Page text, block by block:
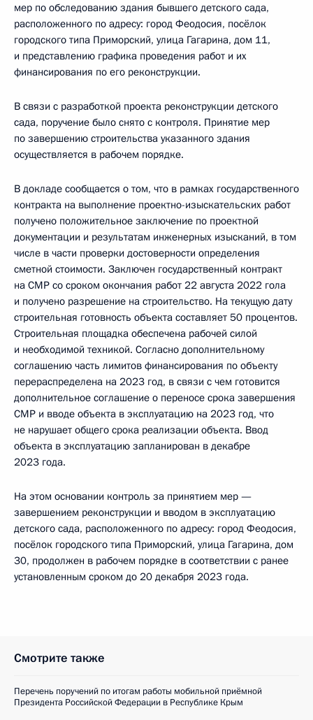
мер по обследованию здания бывшего детского сада,
расположенного по адресу: город Феодосия, посёлок
городского типа Приморский, улица Гагарина, дом 11,
и представлению графика проведения работ и их
финансирования по его реконструкции.
В связи с разработкой проекта реконструкции детского
сада, поручение было снято с контроля. Принятие мер
по завершению строительства указанного здания
осуществляется в рабочем порядке.
В докладе сообщается о том, что в рамках государственного
контракта на выполнение проектно-изыскательских работ
получено положительное заключение по проектной
документации и результатам инженерных изысканий, в том
числе в части проверки достоверности определения
сметной стоимости. Заключен государственный контракт
на СМР со сроком окончания работ 22 августа 2022 гола
и получено разрешение на строительство. На текущую дату
строительная готовность объекта составляет 50 процентов.
Строительная площадка обеспечена рабочей силой
и необходимой техникой. Согласно дополнительному
соглашению часть лимитов финансирования по объекту
перераспределена на 2023 год, в связи с чем готовится
дополнительное соглашение о переносе срока завершения
СМР и вводе объекта в эксплуатацию на 2023 год, что
не нарушает общего срока реализации объекта. Ввод
объекта в эксплуатацию запланирован в декабре
2023 года.
На этом основании контроль за принятием мер —
завершением реконструкции и вводом в эксплуатацию
детского сада, расположенного по адресу: город Феодосия,
посёлок городского типа Приморский, улица Гагарина, дом
30, продолжен в рабочем порядке в соответствии с ранее
установленным сроком до 20 декабря 2023 года.
Смотрите также
Перечень поручений по итогам работы мобильной приёмной
Президента Российской Федерации в Республике Крым